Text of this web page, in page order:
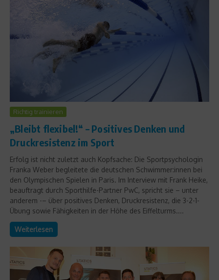
Richtig trainieren
„Bleibt flexibel!“ – Positives Denken und
Druckresistenz im Sport
Erfolg ist nicht zuletzt auch Kopfsache: Die Sportpsychologin
Franka Weber begleitete die deutschen Schwimmer:innen bei
den Olympischen Spielen in Paris. Im Interview mit Frank Heike,
beauftragt durch Sporthilfe-Partner PwC, spricht sie – unter
anderem -– über positives Denken, Druckresistenz, die 3-2-1-
Übung sowie Fähigkeiten in der Höhe des Eiffelturms....
Weiterlesen